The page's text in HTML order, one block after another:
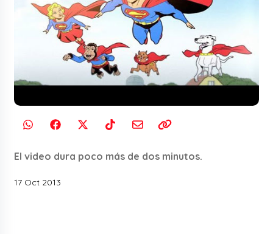
El video dura poco más de dos minutos.
17 Oct 2013